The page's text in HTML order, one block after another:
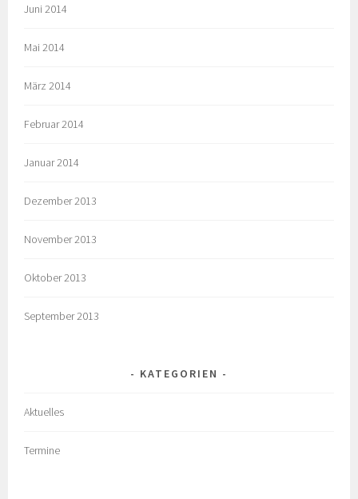
Juni 2014
Mai 2014
März 2014
Februar 2014
Januar 2014
Dezember 2013
November 2013
Oktober 2013
September 2013
KATEGORIEN
Aktuelles
Termine